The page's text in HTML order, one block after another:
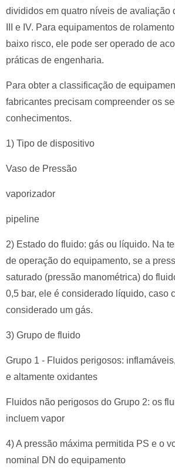
divididos em quatro níveis de avaliação
III e IV. Para equipamentos de
baixo risco, ele pode ser operado de
práticas de engenharia.
Para obter a classificação de
fabricantes precisam compreender os
conhecimentos.
1) Tipo de dispositivo
Vaso de Pressão
vaporizador
pipeline
2) Estado do fluido: gás ou líquido. Na
de operação do equipamento, se a
saturado (pressão manométrica) do
0,5 bar, ele é considerado líquido, caso
considerado um gás.
3) Grupo de fluido
Grupo 1 - Fluidos perigosos:
e altamente oxidantes
Fluidos não perigosos do Grupo 2: os
incluem vapor
4) A pressão máxima permitida PS e o
nominal DN do equipamento